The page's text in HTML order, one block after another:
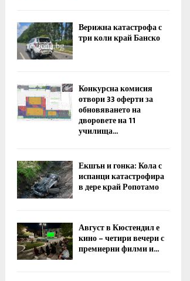
Верижна катастрофа с
три коли край Банско
Конкурсна комисия
отвори 33 оферти за
обновяването на
дворовете на 11
училища...
Екшън и гонка: Кола с
испанци катастрофира
в дере край Ропотамо
Август в Кюстендил е
кино – четири вечери с
премиерни филми и...